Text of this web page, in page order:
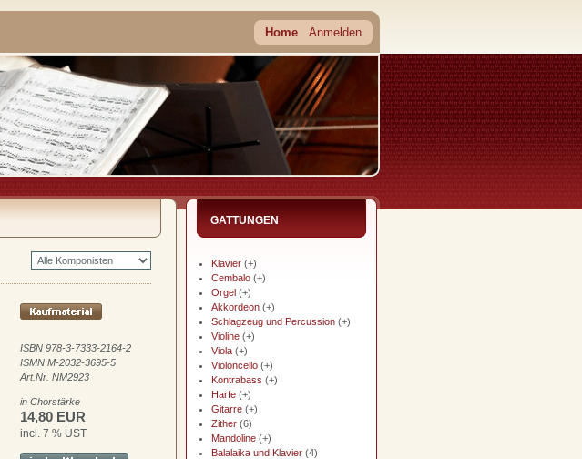
Home Anmelden
GATTUNGEN
Klavier (+)
Cembalo (+)
Orgel (+)
Akkordeon (+)
Schlagzeug und Percussion (+)
Violine (+)
Viola (+)
Violoncello (+)
Kontrabass (+)
Harfe (+)
Gitarre (+)
Zither (6)
Mandoline (+)
Balalaika und Klavier (4)
ISBN 978-3-7333-2164-2
ISMN M-2032-3695-5
Art.Nr. NM2923
in Chorstärke
14,80 EUR
incl. 7 % UST